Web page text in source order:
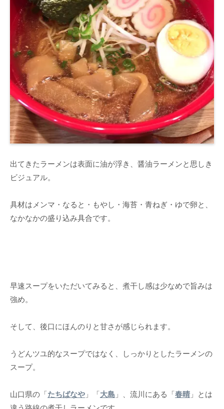
出てきたラーメンは表面に油が浮き、醤油ラーメンと思しき
ビジュアル。
具材はメンマ・なると・もやし・海苔・青ねぎ・ゆで卵と、
なかなかの盛り込み具合です。
早速スープをいただいてみると、煮干し感は少なめで旨みは
強め。
そして、後口にほんのりと甘さが感じられます。
うどんツユ的なスープではなく、しっかりとしたラーメンの
スープ。
山口県の「たちばなや 」「大島 」、流川にある「春晴 」とは